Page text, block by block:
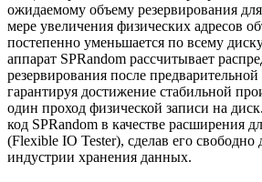
ожидаемому объему резервирования
мере увеличения физических адресов
постепенно уменьшается по всему
аппарат SPRandom рассчитывает
резервирования после
гарантируя достижение стабильной
один проход физической записи на
код SPRandom в качестве расширения
(Flexible IO Tester), сделав его
индустрии хранения данных.